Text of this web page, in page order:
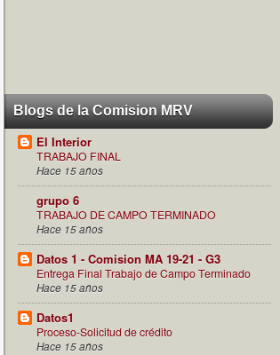
Blogs de la Comision MRV
El Interior
TRABAJO FINAL
Hace 15 años
grupo 6
TRABAJO DE CAMPO TERMINADO
Hace 15 años
Datos 1 - Comision MA 19-21 - G3
Entrega Final Trabajo de Campo Terminado
Hace 15 años
Datos1
Proceso-Solicitud de crédito
Hace 15 años